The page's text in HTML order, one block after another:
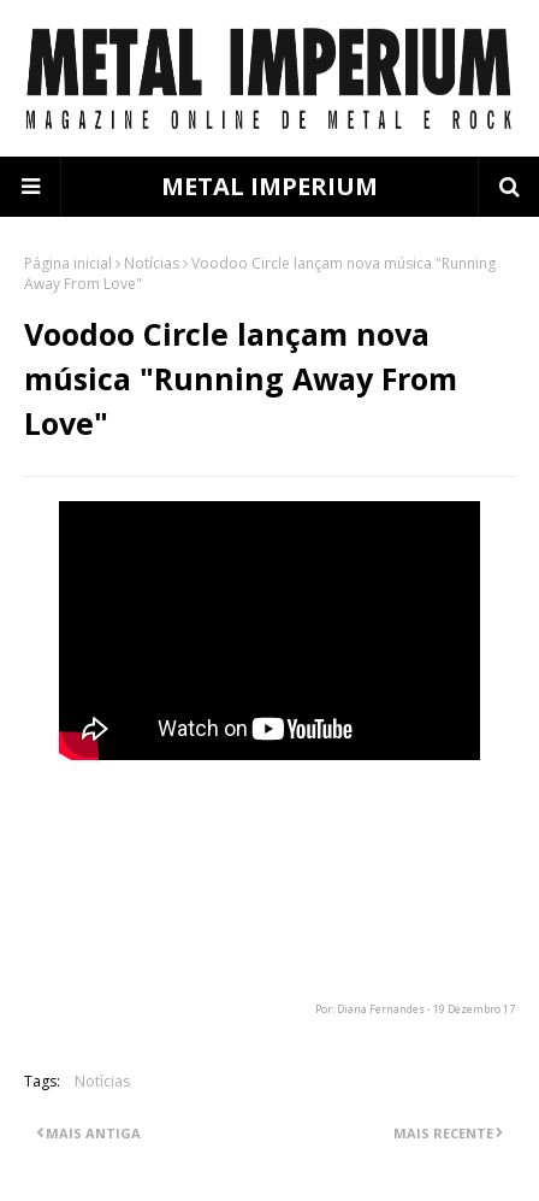
METAL IMPERIUM
Página inicial Notícias Voodoo Circle lançam nova música "Running
Away From Love"
Voodoo Circle lançam nova
música "Running Away From
Love"
Por: Diana Fernandes - 19 Dezembro 17
Tags: Notícias
MAIS RECENTE
MAIS ANTIGA